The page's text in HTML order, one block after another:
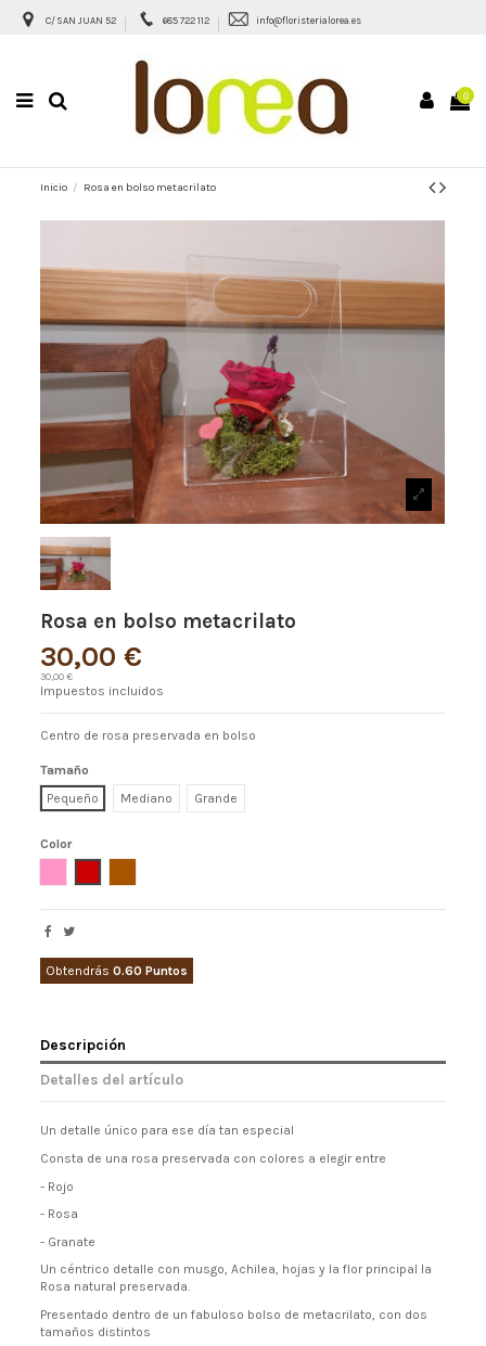
C/ SAN JUAN 52 685 722 112 info@floristerialorea.es
0
Inicio Rosa en bolso metacrilato
Rosa en bolso metacrilato
30,00 €
30,00 €
Impuestos incluidos
Centro de rosa preservada en bolso
Tamaño
Pequeño
Mediano Grande
Color
Obtendrás0.60 Puntos
Descripción
Detalles del artículo
Un detalle único para ese día tan especial
Consta de una rosa preservada con colores a elegir entre
- Rojo
- Rosa
- Granate
Un céntrico detalle con musgo, Achilea, hojas y la flor principal la
Rosa natural preservada.
Presentado dentro de un fabuloso bolso de metacrilato, con dos
tamaños distintos